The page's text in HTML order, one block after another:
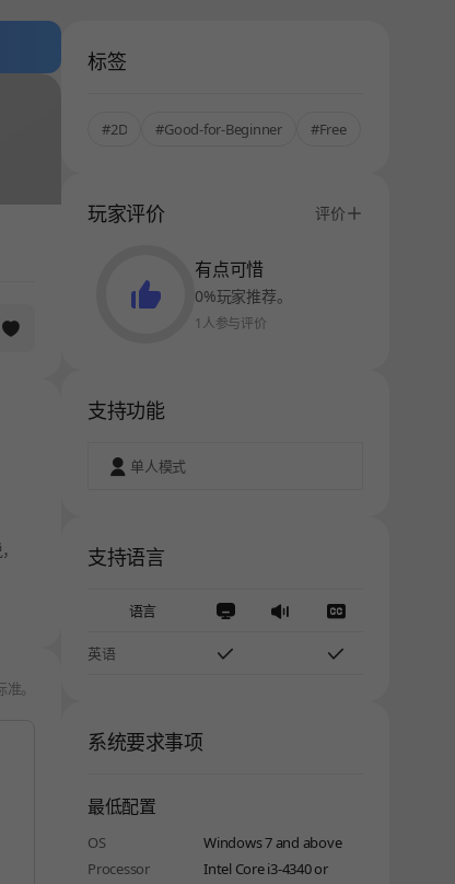
准。
标签
#2D #Good-for-Beginner #Free
玩家评价 评价
有点可惜
0%玩家推荐。
1人参与评价
支持功能
单人模式
支持语言
语言
英语
系统要求事项
最低配置
OS
Windows 7 and above
Processor
Intel Core i3-4340 or